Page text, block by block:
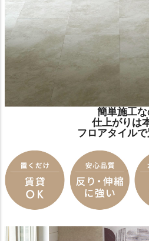
簡単施工な
仕上がりは
フロアタイル